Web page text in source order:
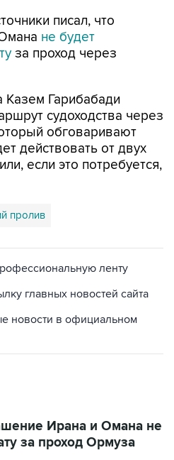
писал, что
не будет
за проход через
Гарибабади
судоходства через
обговаривают
действовать от двух
если это потребуется,
пролив
ленту
главных новостей сайта
новости в официальном
Ирана и Омана не
за проход Ормуза